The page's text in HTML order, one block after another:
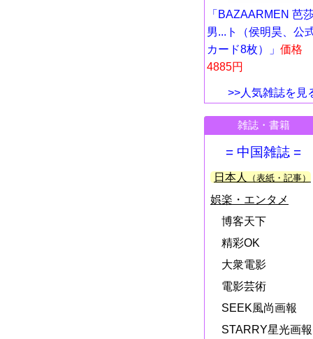
「BAZAARMEN 芭
男...ト（侯明昊、公
カード8枚）」 価格
4885円
>>人気雑誌を見
雑誌・書籍
= 中国雑誌 =
日本人 （表紙・記事）
娯楽・エンタメ
博客天下
精彩OK
大衆電影
電影芸術
SEEK風尚画報
STARRY星光画報